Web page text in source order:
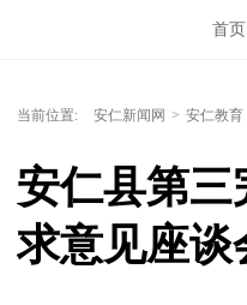
首页
当前位置: 安仁新闻网 > 安仁教育
安仁县第
求意见座谈